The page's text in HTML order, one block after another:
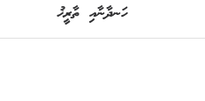
ހަނދާނާއި ތާރީޚު